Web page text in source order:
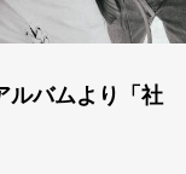
ルバムより「社